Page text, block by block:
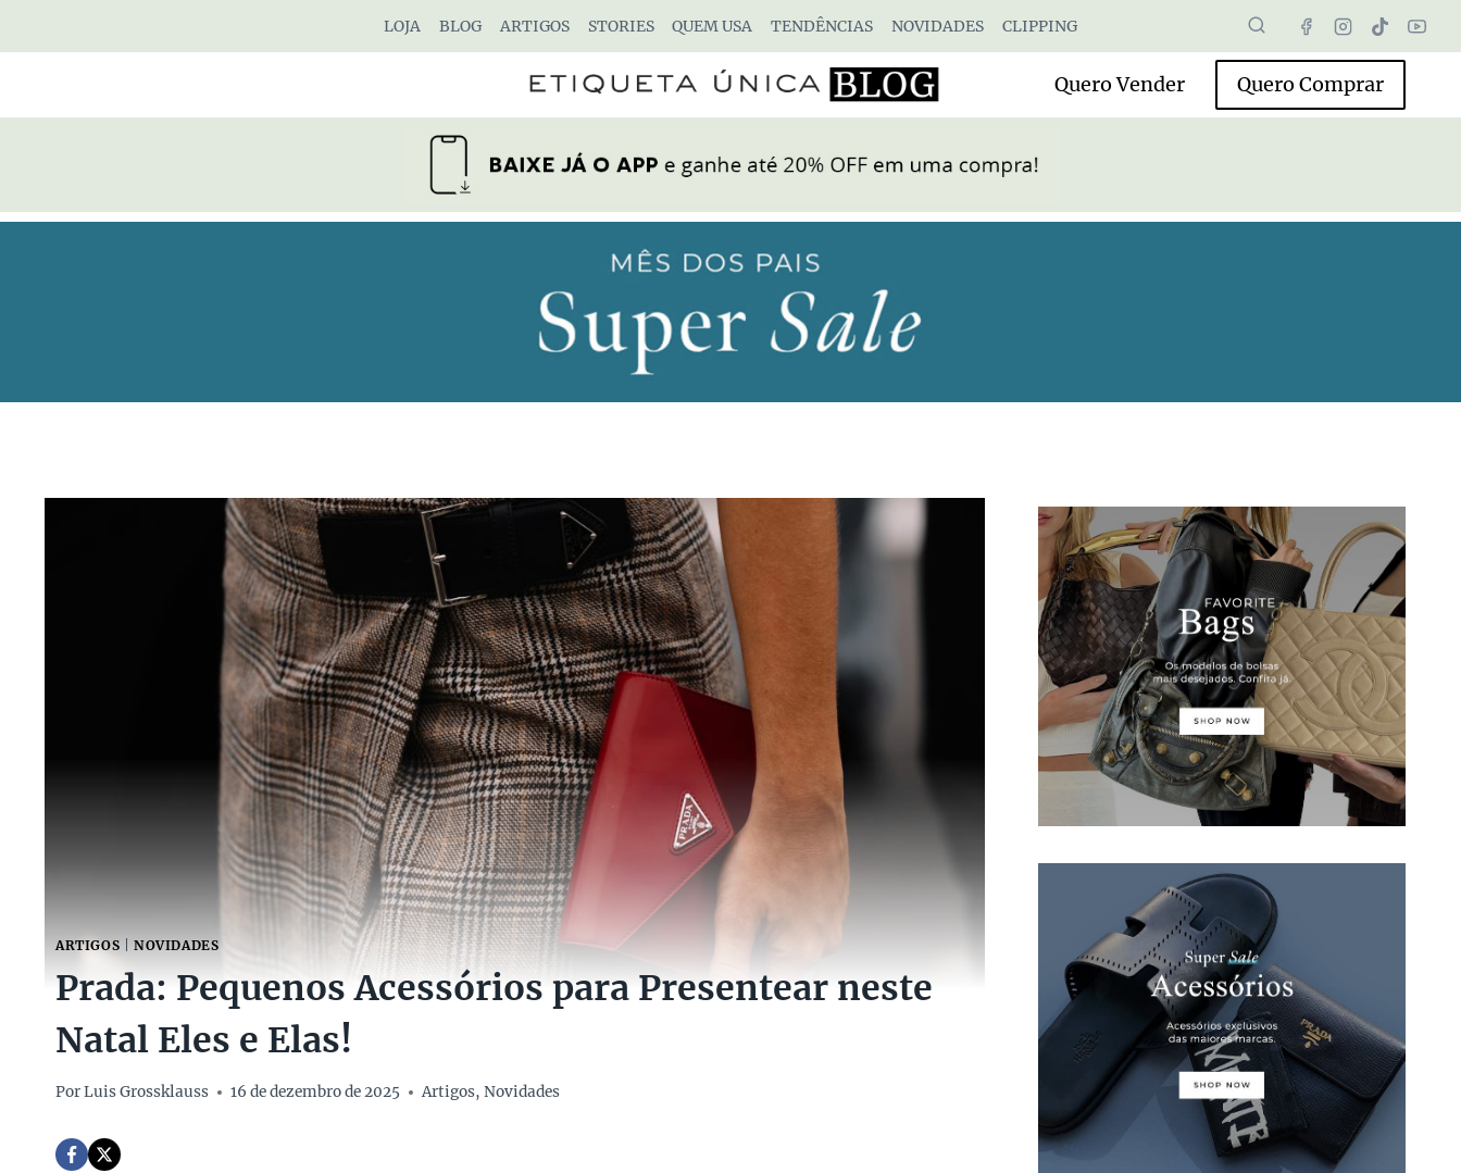
LOJA BLOG ARTIGOS STORIES QUEM USA TENDÊNCIAS NOVIDADES CLIPPING
Quero Vender Quero Comprar
ARTIGOS NOVIDADES
Prada: Pequenos Acessórios para Presentear neste
Natal Eles e Elas!
PorLuis Grossklauss 16 de dezembro de 2025 Artigos,Novidades